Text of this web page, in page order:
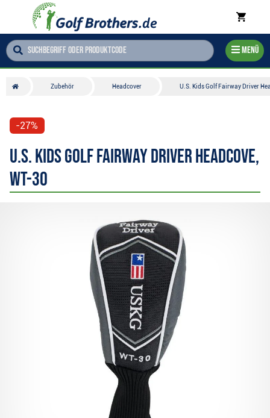
Menü
Zubehör Headcover U.S. Kids Golf Fairway Driver
-27%
U.S. Kids Golf Fairway Driver Headcove,
WT-30